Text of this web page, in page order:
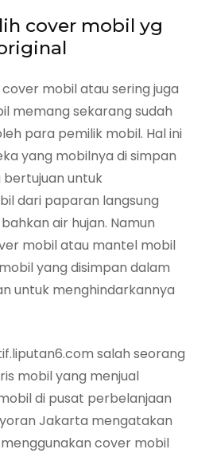
cover mobil yg
mobil atau sering juga
memang sekarang sudah
para pemilik mobil. Hal ini
yang mobilnya di simpan
bertujuan untuk
dari paparan langsung
air hujan. Namun
mobil atau mantel mobil
yang disimpan dalam
untuk menghindarkannya
salah seorang
mobil yang menjual
di pusat perbelanjaan
Jakarta mengatakan
cover mobil